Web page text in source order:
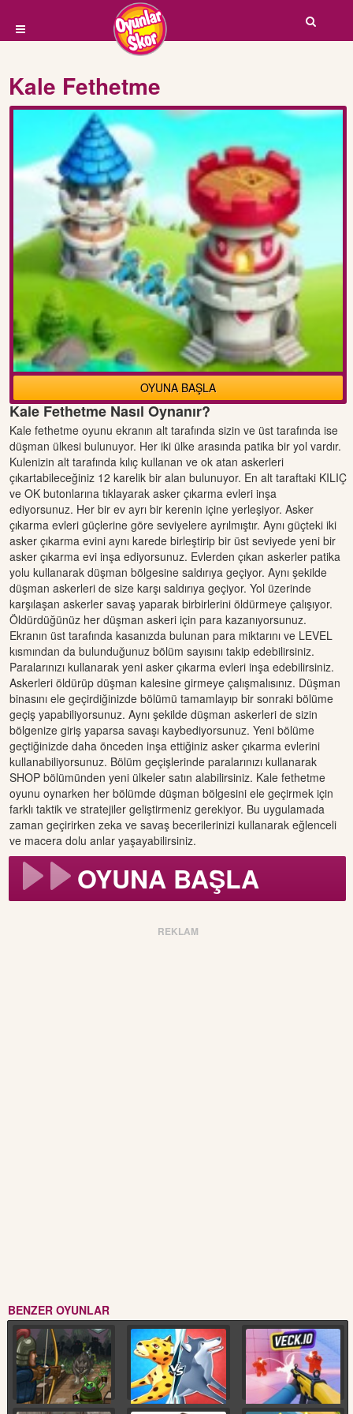
Kale Fethetme
OYUNA BAŞLA
Kale Fethetme Nasıl Oynanır?
Kale fethetme oyunu ekranın alt tarafında sizin ve üst tarafında ise
düşman ülkesi bulunuyor. Her iki ülke arasında patika bir yol vardır.
Kulenizin alt tarafında kılıç kullanan ve ok atan askerleri
çıkartabileceğiniz 12 karelik bir alan bulunuyor. En alt taraftaki KILIÇ
ve OK butonlarına tıklayarak asker çıkarma evleri inşa
ediyorsunuz. Her bir ev ayrı bir kerenin içine yerleşiyor. Asker
çıkarma evleri güçlerine göre seviyelere ayrılmıştır. Aynı güçteki iki
asker çıkarma evini aynı karede birleştirip bir üst seviyede yeni bir
asker çıkarma evi inşa ediyorsunuz. Evlerden çıkan askerler patika
yolu kullanarak düşman bölgesine saldırıya geçiyor. Aynı şekilde
düşman askerleri de size karşı saldırıya geçiyor. Yol üzerinde
karşılaşan askerler savaş yaparak birbirlerini öldürmeye çalışıyor.
Öldürdüğünüz her düşman askeri için para kazanıyorsunuz.
Ekranın üst tarafında kasanızda bulunan para miktarını ve LEVEL
kısmından da bulunduğunuz bölüm sayısını takip edebilirsiniz.
Paralarınızı kullanarak yeni asker çıkarma evleri inşa edebilirsiniz.
Askerleri öldürüp düşman kalesine girmeye çalışmalısınız. Düşman
binasını ele geçirdiğinizde bölümü tamamlayıp bir sonraki bölüme
geçiş yapabiliyorsunuz. Aynı şekilde düşman askerleri de sizin
bölgenize giriş yaparsa savaşı kaybediyorsunuz. Yeni bölüme
geçtiğinizde daha önceden inşa ettiğiniz asker çıkarma evlerini
kullanabiliyorsunuz. Bölüm geçişlerinde paralarınızı kullanarak
SHOP bölümünden yeni ülkeler satın alabilirsiniz. Kale fethetme
oyunu oynarken her bölümde düşman bölgesini ele geçirmek için
farklı taktik ve stratejiler geliştirmeniz gerekiyor. Bu uygulamada
zaman geçirirken zeka ve savaş becerilerinizi kullanarak eğlenceli
ve macera dolu anlar yaşayabilirsiniz.
OYUNA BAŞLA
REKLAM
BENZER OYUNLAR
Goblin Geçiti Hayvan Krallığı Veck io